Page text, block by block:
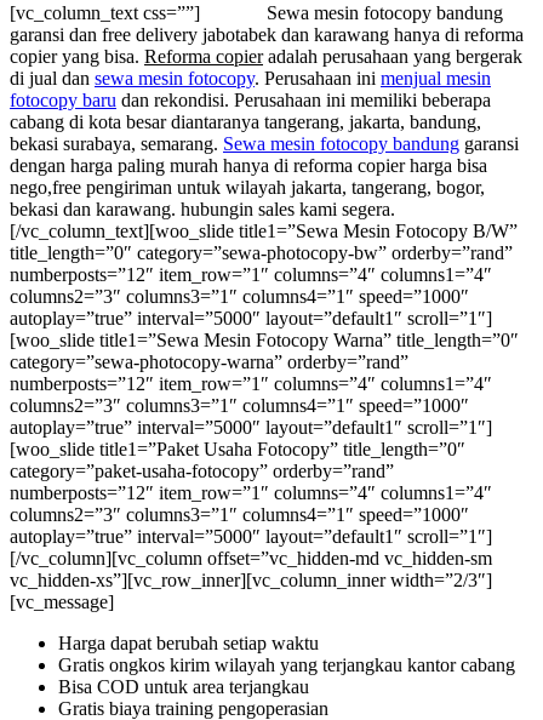
[vc_column_text css=””]
Sewa mesin fotocopy bandung
garansi dan free delivery jabotabek dan karawang hanya di reforma
copier yang bisa. Reforma copieradalah perusahaan yang bergerak
di jual dan sewa mesin fotocopy. Perusahaan ini menjual mesin
fotocopy baru dan rekondisi. Perusahaan ini memiliki beberapa
cabang di kota besar diantaranya tangerang, jakarta, bandung,
bekasi surabaya, semarang. Sewa mesin fotocopy bandung garansi
dengan harga paling murah hanya di reforma copier harga bisa
nego,free pengiriman untuk wilayah jakarta, tangerang, bogor,
bekasi dan karawang. hubungin sales kami segera.
[/vc_column_text][woo_slide title1=”Sewa Mesin Fotocopy B/W”
title_length=”0″ category=”sewa-photocopy-bw” orderby=”rand”
numberposts=”12″ item_row=”1″ columns=”4″ columns1=”4″
columns2=”3″ columns3=”1″ columns4=”1″ speed=”1000″
autoplay=”true” interval=”5000″ layout=”default1″ scroll=”1″]
[woo_slide title1=”Sewa Mesin Fotocopy Warna” title_length=”0″
category=”sewa-photocopy-warna” orderby=”rand”
numberposts=”12″ item_row=”1″ columns=”4″ columns1=”4″
columns2=”3″ columns3=”1″ columns4=”1″ speed=”1000″
autoplay=”true” interval=”5000″ layout=”default1″ scroll=”1″]
[woo_slide title1=”Paket Usaha Fotocopy” title_length=”0″
category=”paket-usaha-fotocopy” orderby=”rand”
numberposts=”12″ item_row=”1″ columns=”4″ columns1=”4″
columns2=”3″ columns3=”1″ columns4=”1″ speed=”1000″
autoplay=”true” interval=”5000″ layout=”default1″ scroll=”1″]
[/vc_column][vc_column offset=”vc_hidden-md vc_hidden-sm
vc_hidden-xs”][vc_row_inner][vc_column_inner width=”2/3″]
[vc_message]
Harga dapat berubah setiap waktu
Gratis ongkos kirim wilayah yang terjangkau kantor cabang
Bisa COD untuk area terjangkau
Gratis biaya training pengoperasian